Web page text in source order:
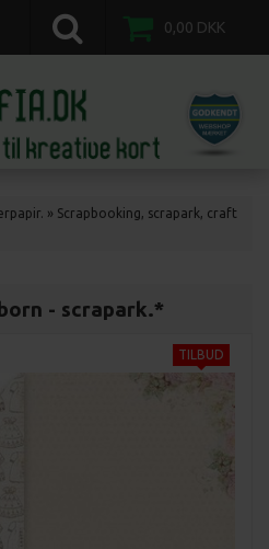
ark, veddinge,nordvestsjælland.
0,00 DKK
» Scrapbooking, scrapark, craft
- scrapark.*